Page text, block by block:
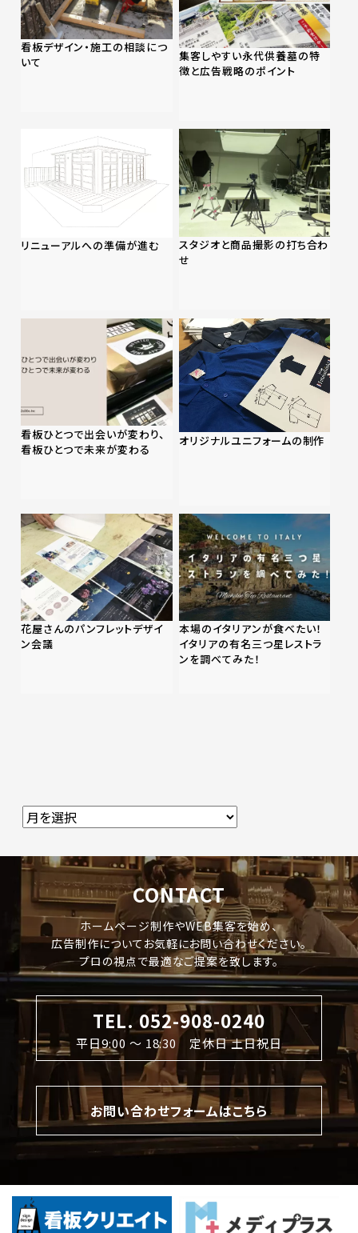
看板デザイン・施工の相談につ
いて
集客しやすい永代供養墓の特
徴と広告戦略のポイント
リニューアルへの準備が進む
スタジオと商品撮影の打ち合わ
せ
看板ひとつで出会いが変わり、
看板ひとつで未来が変わる
オリジナルユニフォームの制作
花屋さんのパンフレットデザイ
ン会議
本場のイタリアンが食べたい！
イタリアの有名三つ星レストラ
ンを調べてみた！
CONTACT
ホームページ制作やWEB集客を始め、
広告制作についてお気軽にお問い合わせください。
プロの視点で最適なご提案を致します。
TEL. 052-908-0240
平日9:00 〜 18:30 定休日 土日祝日
お問い合わせフォームはこちら